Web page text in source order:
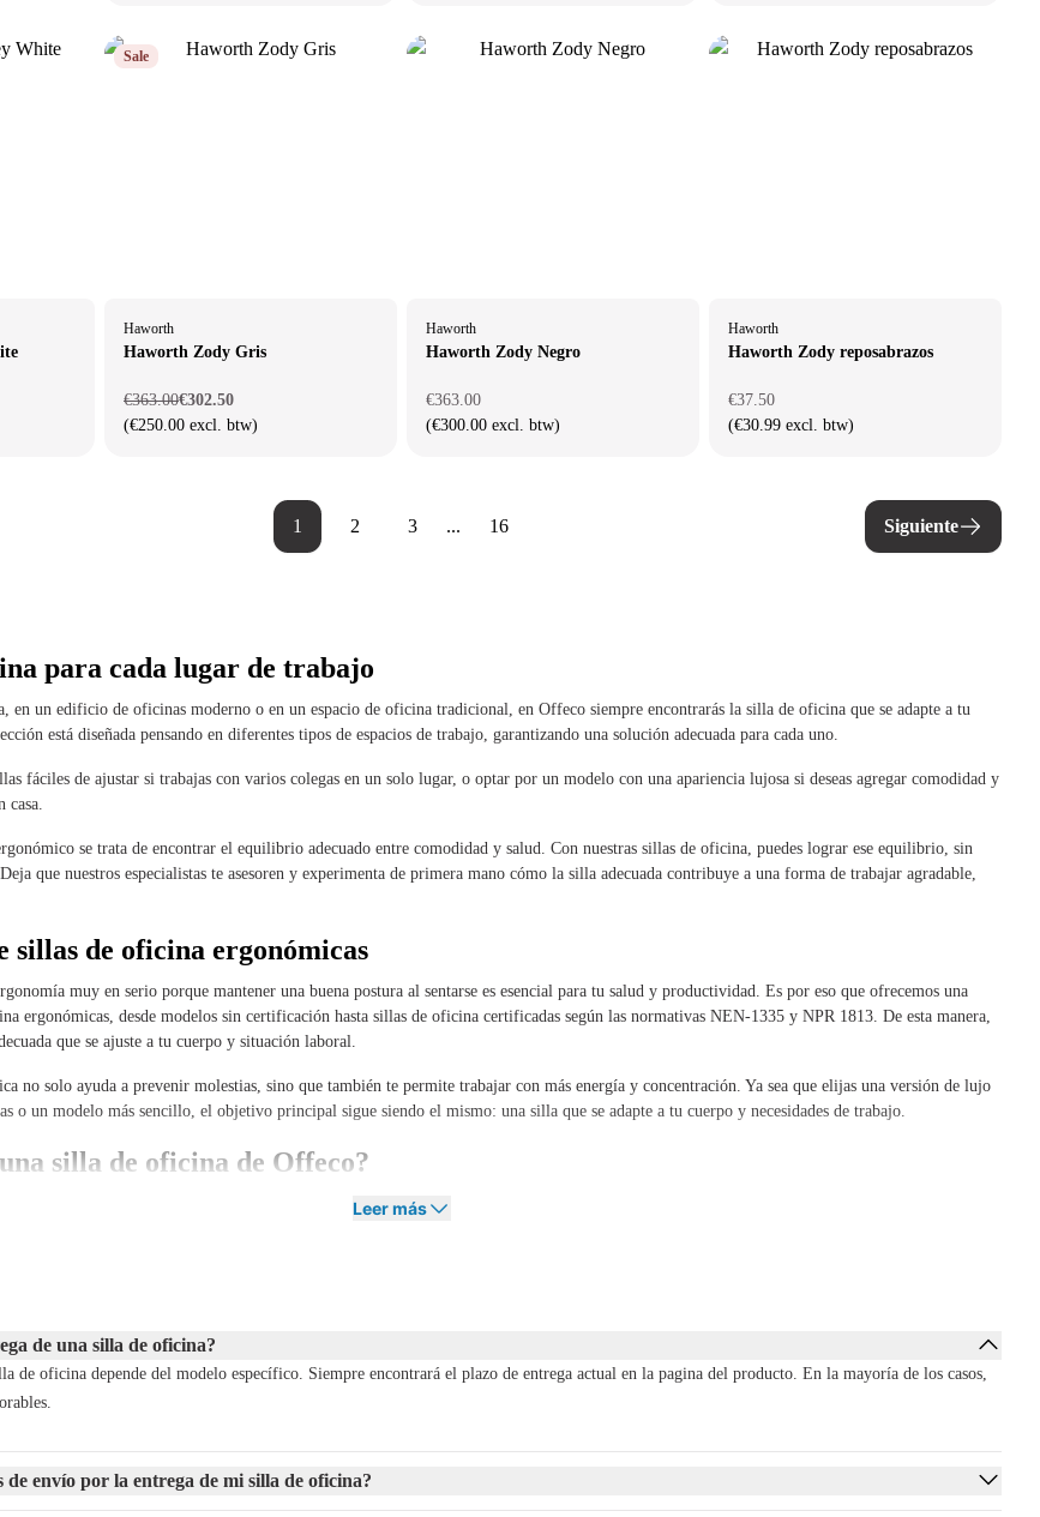
Sale
Haworth
Haworth Zody Gris
€363.00€302.50
(€250.00 excl. btw)
Haworth
Haworth Zody Negro
€363.00
(€300.00 excl. btw)
Haworth
Haworth Zody reposabrazos
€37.50
(€30.99 excl. btw)
1 2 3 ... 16 Siguiente
para cada lugar de trabajo
en un edificio de oficinas moderno o en un espacio de oficina tradicional, en Offeco siempre encontrarás la silla de oficina que se adapte a tu
está diseñada pensando en diferentes tipos de espacios de trabajo, garantizando una solución adecuada para cada uno.
fáciles de ajustar si trabajas con varios colegas en un solo lugar, o optar por un modelo con una apariencia lujosa si deseas agregar comodidad y
casa.
se trata de encontrar el equilibrio adecuado entre comodidad y salud. Con nuestras sillas de oficina, puedes lograr ese equilibrio, sin
que nuestros especialistas te asesoren y experimenta de primera mano cómo la silla adecuada contribuye a una forma de trabajar agradable,
sillas de oficina ergonómicas
muy en serio porque mantener una buena postura al sentarse es esencial para tu salud y productividad. Es por eso que ofrecemos una
ergonómicas, desde modelos sin certificación hasta sillas de oficina certificadas según las normativas NEN-1335 y NPR 1813. De esta manera,
que se ajuste a tu cuerpo y situación laboral.
no solo ayuda a prevenir molestias, sino que también te permite trabajar con más energía y concentración. Ya sea que elijas una versión de lujo
o un modelo más sencillo, el objetivo principal sigue siendo el mismo: una silla que se adapte a tu cuerpo y necesidades de trabajo.
silla de oficina de Offeco?
para proporcionarte una silla de oficina que cumpla perfectamente con tus necesidades. No solo ofrecemos una amplia selección de sillas de
para ti? Entonces Offeco es el lugar adecuado para ti. Nos esforzamos por reutilizar y dar una segunda vida a los muebles, contribuyendo a un
una silla de oficina de alta calidad que durará muchos años.
una silla de oficina?
un pedido en línea de inmediato o primero recibir asesoramiento de nuestros especialistas, estamos aquí para ayudarte.
Leer más
de una silla de oficina?
de oficina depende del modelo específico. Siempre encontrará el plazo de entrega actual en la pagina del producto. En la mayoría de los casos,
de envío por la entrega de mi silla de oficina?